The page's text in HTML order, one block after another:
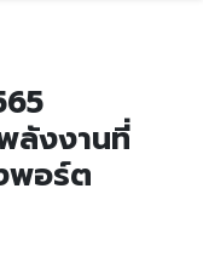
ลังงานที่
พอร์ต